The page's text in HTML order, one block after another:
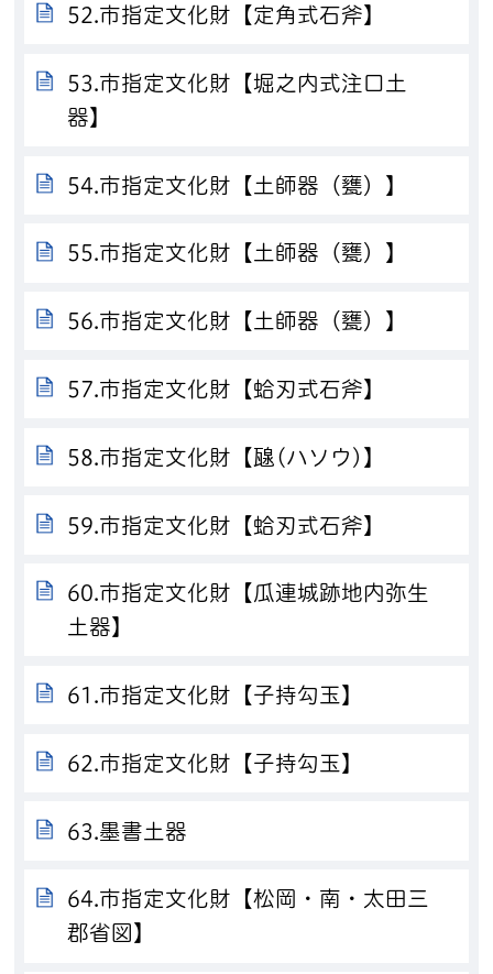
52.市指定文化財【定角式石斧】
53.市指定文化財【堀之内式注口土
器】
54.市指定文化財【土師器（甕）】
55.市指定文化財【土師器（甕）】
56.市指定文化財【土師器（甕）】
57.市指定文化財【蛤刃式石斧】
58.市指定文化財【𤭯(ハソウ)】
59.市指定文化財【蛤刃式石斧】
60.市指定文化財【瓜連城跡地内弥生
土器】
61.市指定文化財【子持勾玉】
62.市指定文化財【子持勾玉】
63.墨書土器
64.市指定文化財【松岡・南・太田三
郡省図】